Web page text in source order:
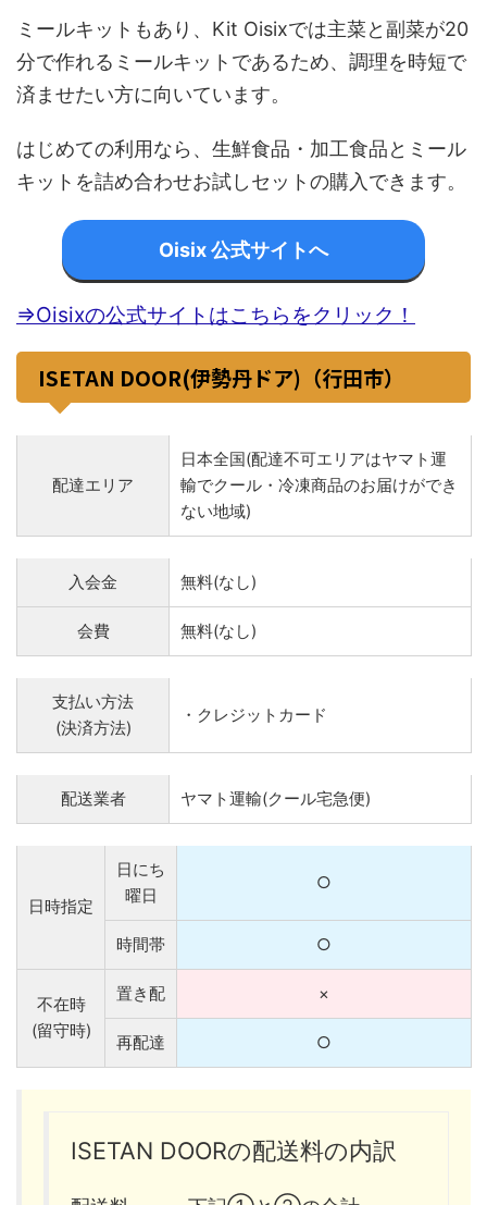
ミールキットもあり、Kit Oisixでは主菜と副菜が20
分で作れるミールキットであるため、調理を時短で
済ませたい方に向いています。
はじめての利用なら、生鮮食品・加工食品とミール
キットを詰め合わせお試しセットの購入できます。
Oisix 公式サイトへ
⇒Oisixの公式サイトはこちらをクリック！
ISETAN DOOR(伊勢丹ドア)（行田市）
配達エリア
日本全国(配達不可エリアはヤマト運
輸でクール・冷凍商品のお届けができ
ない地域)
入会金 無料(なし)
会費 無料(なし)
支払い方法
(決済方法)
・クレジットカード
配送業者 ヤマト運輸(クール宅急便)
日時指定
日にち
曜日
○
時間帯 ○
不在時
(留守時)
置き配 ×
再配達 ○
ISETAN DOORの配送料の内訳